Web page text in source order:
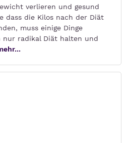
verlieren und gesund
dass die Kilos nach der Diät
muss einige Dinge
nur radikal Diät halten und